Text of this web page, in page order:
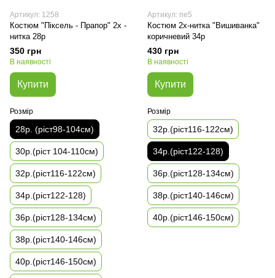
Артикул: 1258
Костюм "Піксель - Прапор" 2х -
нитка 28р
350 грн
В наявності
Купити
Розмір
28р. (ріст98-104см)
30р.(ріст 104-110см)
32р.(ріст116-122см)
34р.(ріст122-128)
36р.(ріст128-134см)
38р.(ріст140-146см)
40р.(ріст146-150см)
Артикул: пе5
Костюм 2х-нитка "Вишиванка"
коричневий 34р
430 грн
В наявності
Купити
Розмір
32р.(ріст116-122см)
34р.(ріст122-128)
36р.(ріст128-134см)
38р.(ріст140-146см)
40р.(ріст146-150см)